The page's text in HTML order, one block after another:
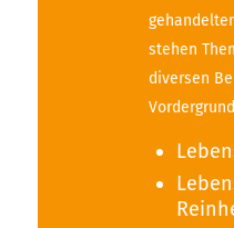
stehen
diversen